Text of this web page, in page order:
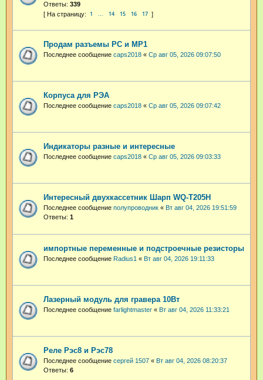
Ответы: 339
1 … 14 15 16 17
Продам разъемы РС и МР1
Последнее сообщение caps2018 « Ср авг 05, 2026 09:07:50
Корпуса для РЭА
Последнее сообщение caps2018 « Ср авг 05, 2026 09:07:42
Индикаторы разные и интересные
Последнее сообщение caps2018 « Ср авг 05, 2026 09:03:33
Интересный двухкассетник Шарп WQ-T205H
Последнее сообщение полупроводник « Вт авг 04, 2026 19:51:59
Ответы: 1
импортные переменные и подстроечные резисторы
Последнее сообщение Radius1 « Вт авг 04, 2026 19:11:33
Лазерный модуль для гравера 10Вт
Последнее сообщение farlightmaster « Вт авг 04, 2026 11:33:21
Реле Рэс8 и Рэс78
Последнее сообщение сергей 1507 « Вт авг 04, 2026 08:20:37
Ответы: 6